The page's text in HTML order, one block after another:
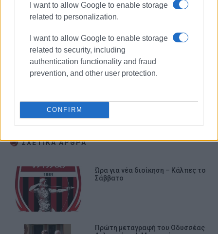
I want to allow Google to enable storage
related to personalization.
I want to allow Google to enable storage
related to security, including
authentication functionality and fraud
prevention, and other user protection.
CONFIRMΓιάννης Γκαμπέτας
ΣΧΕΤΙΚA AΡΘΡΑ
Ώρα για νέα διοίκηση – Κάλπες το
Σάββατο
Πρώτη μεταγραφή του Οδυσσέας